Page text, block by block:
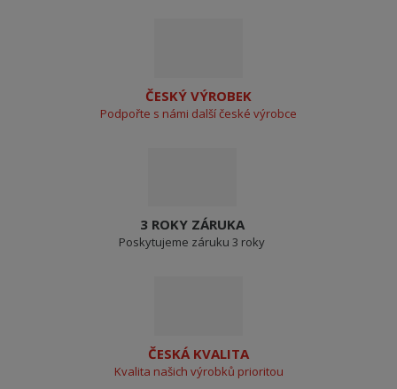
ČESKÝ VÝROBEK
Podpořte s námi další české výrobce
3 ROKY ZÁRUKA
Poskytujeme záruku 3 roky
ČESKÁ KVALITA
Kvalita našich výrobků prioritou